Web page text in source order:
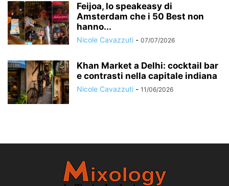
Feijoa, lo speakeasy di
Amsterdam che i 50 Best non
hanno...
Nicole Cavazzuti - 07/07/2026
Khan Market a Delhi: cocktail bar
e contrasti nella capitale indiana
Nicole Cavazzuti - 11/06/2026